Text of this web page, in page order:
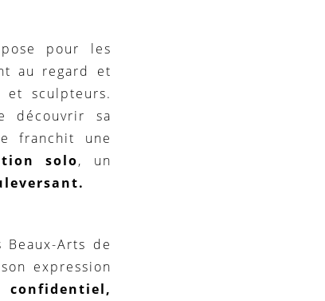
pour les
au regard et
et sculpteurs.
découvrir sa
franchit une
solo, un
Beaux-Arts de
expression